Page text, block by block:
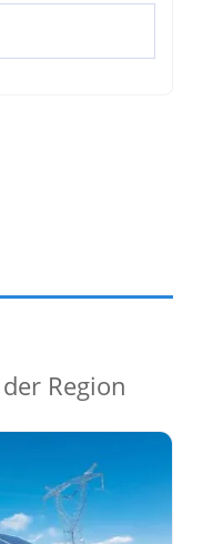
Region